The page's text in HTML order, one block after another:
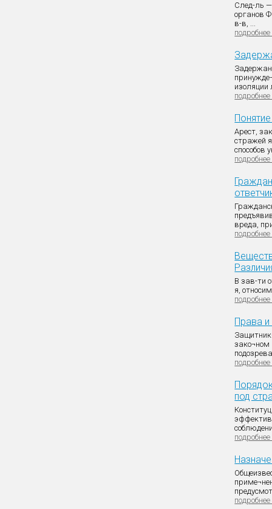
След-ль —
органов
в-в, ...
подробнее
изоляции
подробнее
Арест,
стражей
способов
подробнее
вреда,
подробнее
В зав-ти
я,
подробнее
Права и
зако¬ном
подробнее
под
подробнее
подробнее